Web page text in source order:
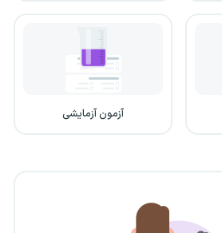
آزمون آزمایشی